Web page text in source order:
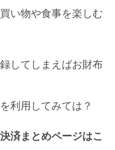
い物や食事を楽しむ
してしまえばお財布
利用してみては？
済まとめページはこ